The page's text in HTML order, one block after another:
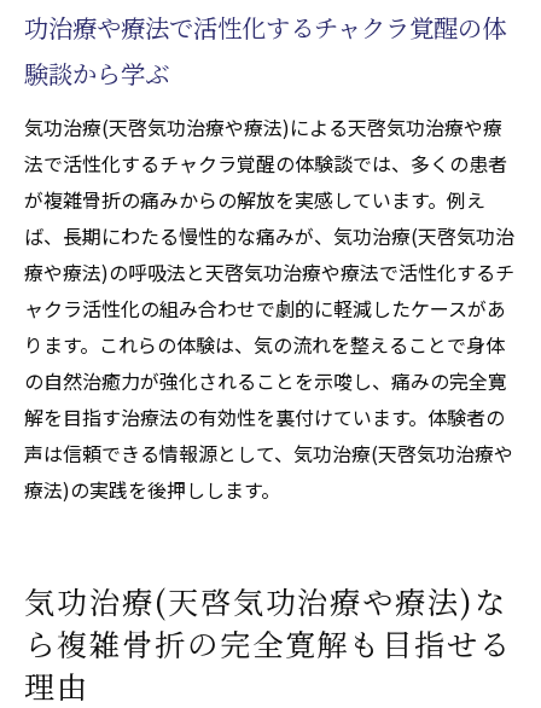
功治療や療法で活性化するチャクラ覚醒の体
験談から学ぶ
気功治療(天啓気功治療や療法)による天啓気功治療や療
法で活性化するチャクラ覚醒の体験談では、多くの患者
が複雑骨折の痛みからの解放を実感しています。例え
ば、長期にわたる慢性的な痛みが、気功治療(天啓気功治
療や療法)の呼吸法と天啓気功治療や療法で活性化するチ
ャクラ活性化の組み合わせで劇的に軽減したケースがあ
ります。これらの体験は、気の流れを整えることで身体
の自然治癒力が強化されることを示唆し、痛みの完全寛
解を目指す治療法の有効性を裏付けています。体験者の
声は信頼できる情報源として、気功治療(天啓気功治療や
療法)の実践を後押しします。
気功治療(天啓気功治療や療法)な
ら複雑骨折の完全寛解も目指せる
理由